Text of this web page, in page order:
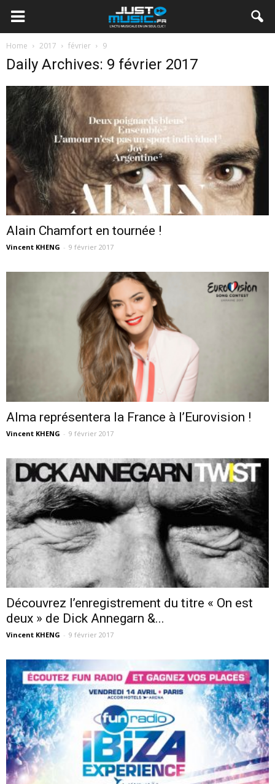
Home 2017 février 9
Daily Archives: 9 février 2017
Alain Chamfort en tournée !
Vincent KHENG - 9 février 2017
Alma représentera la France à l’Eurovision !
Vincent KHENG - 9 février 2017
Découvrez l’enregistrement du titre « On est
deux » de Dick Annegarn &...
Vincent KHENG - 9 février 2017